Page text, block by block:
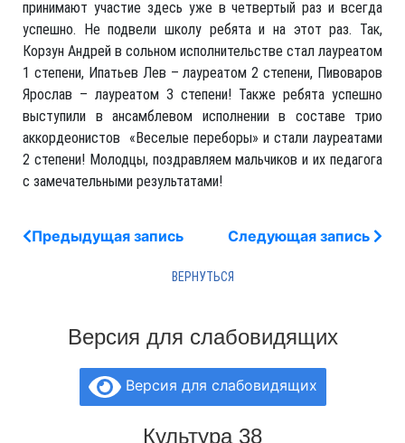
принимают участие здесь уже в четвертый раз и всегда
успешно. Не подвели школу ребята и на этот раз. Так,
Корзун Андрей в сольном исполнительстве стал лауреатом
1 степени, Ипатьев Лев – лауреатом 2 степени, Пивоваров
Ярослав – лауреатом 3 степени! Также ребята успешно
выступили в ансамблевом исполнении в составе трио
аккордеонистов «Веселые переборы» и стали лауреатами
2 степени! Молодцы, поздравляем мальчиков и их педагога
с замечательными результатами!
Предыдущая запись Следующая запись
Версия для слабовидящих
Версия для слабовидящих
Культура 38